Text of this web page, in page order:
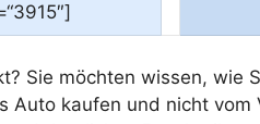
Sie möchten wissen, wie
Auto kaufen und nicht vom